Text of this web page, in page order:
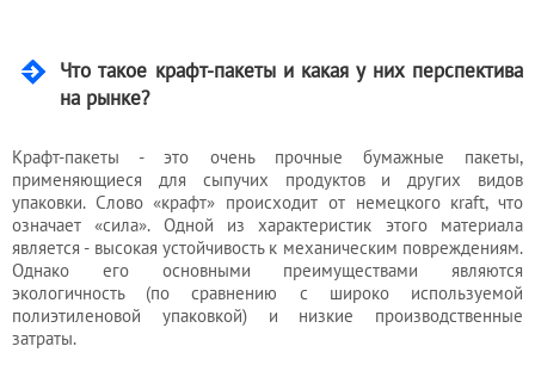
Что такое крафт-пакеты и какая у них перспектива
на рынке?
Крафт-пакеты - это очень прочные бумажные пакеты,
применяющиеся для сыпучих продуктов и других видов
упаковки. Слово «крафт» происходит от немецкого кraft, что
означает «сила». Одной из характеристик этого материала
является - высокая устойчивость к механическим повреждениям.
Однако его основными преимуществами являются
экологичность (по сравнению с широко используемой
полиэтиленовой упаковкой) и низкие производственные
затраты.
юриста
Услуги
регистратора